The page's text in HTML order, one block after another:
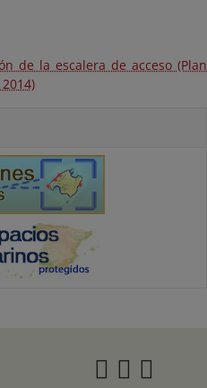
de la escalera de acceso (Plan